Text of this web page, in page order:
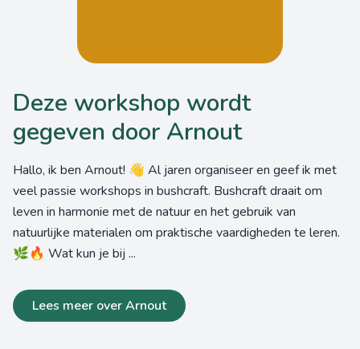
Deze workshop wordt
gegeven door Arnout
Hallo, ik ben Arnout! 👋 Al jaren organiseer en geef ik met
veel passie workshops in bushcraft. Bushcraft draait om
leven in harmonie met de natuur en het gebruik van
natuurlijke materialen om praktische vaardigheden te leren.
🌿🔥 Wat kun je bij ...
Lees meer over Arnout